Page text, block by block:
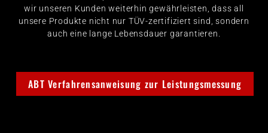
wir unseren Kunden weiterhin gewährleisten, dass all
unsere Produkte nicht nur TÜV-zertifiziert sind, sondern
auch eine lange Lebensdauer garantieren.
ABT Verfahrensanweisung zur Leistungsmessung